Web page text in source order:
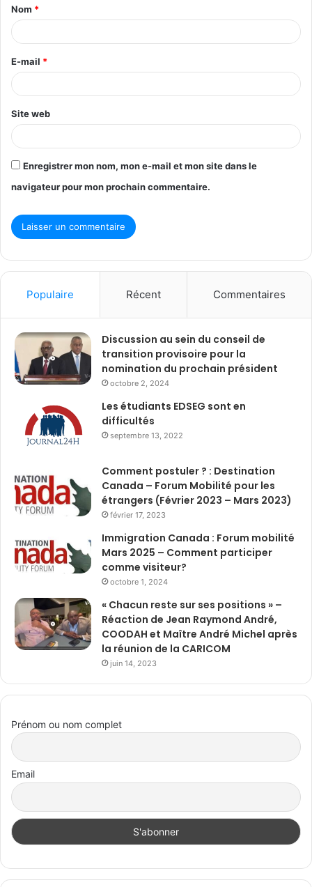
a
e
*
Nom *
E-mail *
Site web
Enregistrer mon nom, mon e-mail et mon site dans le
navigateur pour mon prochain commentaire.
Populaire Récent Commentaires
Discussion au sein du conseil de
transition provisoire pour la
nomination du prochain président
octobre 2, 2024
Les étudiants EDSEG sont en
difficultés
septembre 13, 2022
Comment postuler ? : Destination
Canada – Forum Mobilité pour les
étrangers (Février 2023 – Mars 2023)
février 17, 2023
Immigration Canada : Forum mobilité
Mars 2025 – Comment participer
comme visiteur?
octobre 1, 2024
« Chacun reste sur ses positions » –
Réaction de Jean Raymond André,
COODAH et Maître André Michel après
la réunion de la CARICOM
juin 14, 2023
Prénom ou nom complet
Email